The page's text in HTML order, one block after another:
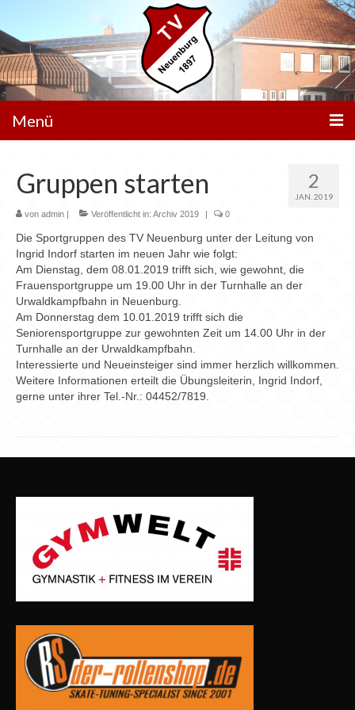
Menü
Aktivitäten
Service
Aktuelle News
Veranstaltungen
2
JAN. 2019
Gruppen starten
von admin | Veröffentlicht in: Archiv 2019 | 0
Die Sportgruppen des TV Neuenburg unter der Leitung von
Ingrid Indorf starten im neuen Jahr wie folgt:
Am Dienstag, dem 08.01.2019 trifft sich, wie gewohnt, die
Frauensportgruppe um 19.00 Uhr in der Turnhalle an der
Urwaldkampfbahn in Neuenburg.
Am Donnerstag dem 10.01.2019 trifft sich die
Seniorensportgruppe zur gewohnten Zeit um 14.00 Uhr in der
Turnhalle an der Urwaldkampfbahn.
Interessierte und Neueinsteiger sind immer herzlich willkommen.
Weitere Informationen erteilt die Übungsleiterin, Ingrid Indorf,
gerne unter ihrer Tel.-Nr.: 04452/7819.